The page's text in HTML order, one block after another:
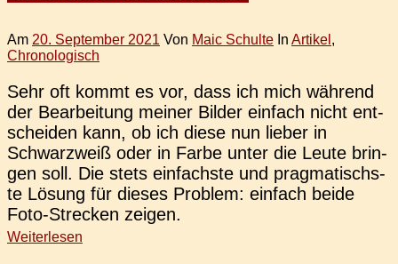
Am 20. September 2021 Von Maic Schulte In Artikel ,
Chronologisch
Sehr oft kommt es vor, dass ich mich wäh­rend
der Bear­bei­tung meiner Bilder ein­fach nicht ent­
schei­den kann, ob ich diese nun lieber in
Schwarz­weiß oder in Farbe unter die Leute brin­
gen soll. Die stets ein­fachs­te und prag­ma­tischs­
te Lösung für dieses Pro­blem: ein­fach beide
Foto-Stre­­cken zeigen.
Weiterlesen